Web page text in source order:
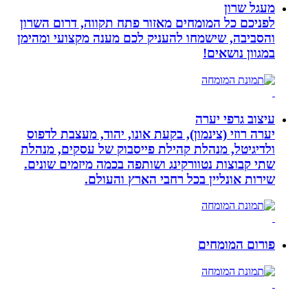
מעגל שרון
לפניכם כל המומחים מאזור פתח תקווה, דרום השרון
והסביבה, שישמחו להעניק לכם מענה מקצועי ומהימן
במגוון נושאים!
עיצוב גרפי יערה
יערה רוזי (צינמון), בקעת אונו, יהוד, מעצבת לדפוס
ולדיגיטל, מנהלת קהילת פייסבוק של עסקים, מנהלת
שתי קבוצות נטוורקינג ושותפה בכמה מיזמים שונים.
שירות אונליין בכל רחבי הארץ והעולם.
פורום המומחים